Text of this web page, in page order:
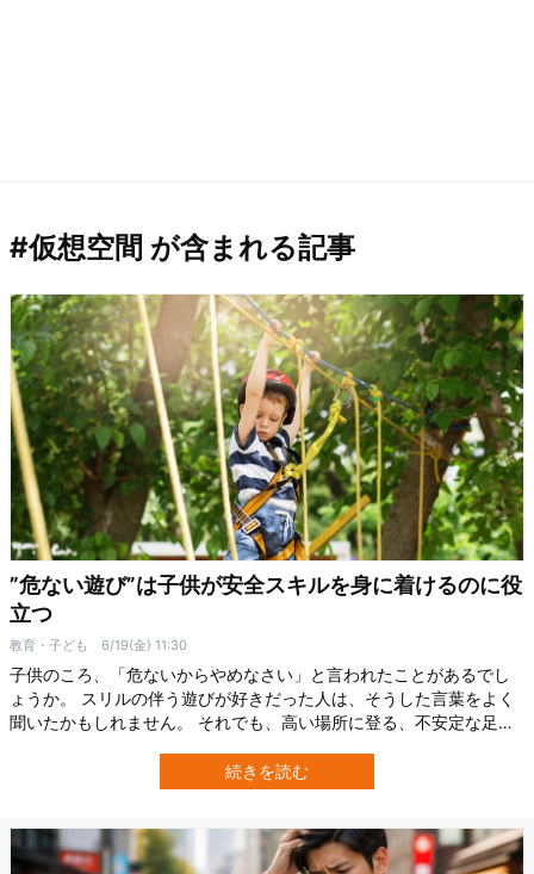
#仮想空間 が含まれる記事
”危ない遊び”は子供が安全スキルを身に着けるのに役
立つ
教育・子ども 6/19(金) 11:30
子供のころ、「危ないからやめなさい」と言われたことがあるでし
ょうか。 スリルの伴う遊びが好きだった人は、そうした言葉をよく
聞いたかもしれません。 それでも、高い場所に登る、不安定な足場
にとって危険を学ぶ大切な練習になっている可能性があります。 カ
ナダ・ブリティッシュコロンビア大学（UBC）などの国際研究チー
続きを読む